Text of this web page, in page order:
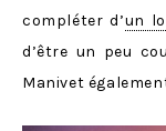
compléter d’un
d’être un peu
Manivet